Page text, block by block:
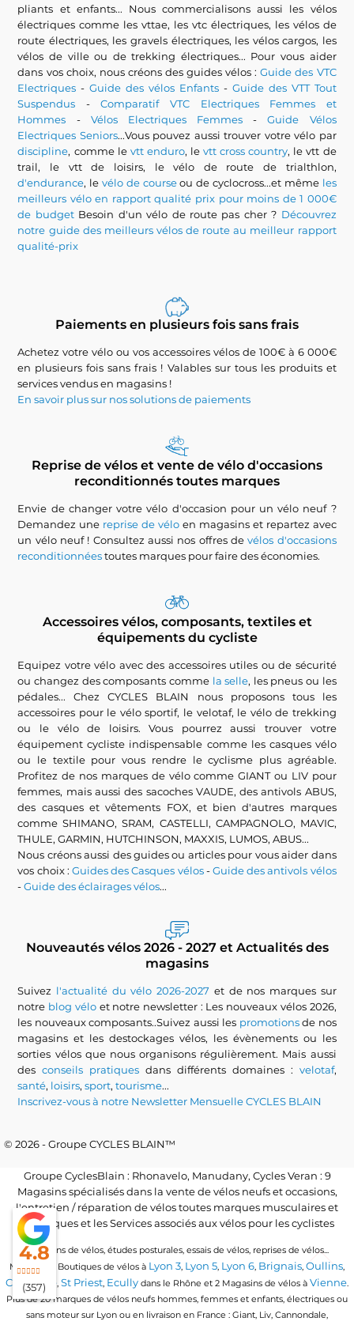
pliants et enfants... Nous commercialisons aussi les vélos
électriques comme les vttae, les vtc électriques, les vélos de
route électriques, les gravels électriques, les vélos cargos, les
vélos de ville ou de trekking électriques... Pour vous aider
dans vos choix, nous créons des guides vélos :Guide des VTC
Electriques -Guide des vélos Enfants - Guide des VTT Tout
Suspendus -Comparatif VTC Electriques Femmes et
Hommes - Vélos Electriques Femmes -Guide Vélos
Electriques Seniors...Vous pouvez aussi trouver votre vélo par
discipline, comme le vtt enduro, levtt cross country, le vtt de
trail, le vtt de loisirs, le vélo de route de trialthlon,
d'endurance, levélo de courseou de cyclocross...et même les
meilleurs vélo en rapport qualité prix pour moins de 1 000€
de budgetBesoin d'un vélo de route pas cher ? Découvrez
notre guide des meilleurs vélos de route au meilleur rapport
qualité-prix
Paiements en plusieurs fois sans frais
Achetez votre vélo ou vos accessoires vélos de 100€ à 6 000€
en plusieurs fois sans frais ! Valables sur tous les produits et
services vendus en magasins !
En savoir plus sur nos solutions de paiements
Reprise de vélos et vente de vélo d'occasions
reconditionnés toutes marques
Envie de changer votre vélo d'occasion pour un vélo neuf ?
Demandez une reprise de vélo en magasins et repartez avec
un vélo neuf ! Consultez aussi nos offres devélos d'occasions
reconditionnéestoutes marques pour faire des économies.
Accessoires vélos, composants, textiles et
équipements du cycliste
Equipez votre vélo avec des accessoires utiles ou de sécurité
ou changez des composants comme la selle, les pneus ou les
pédales... Chez CYCLES BLAIN nous proposons tous les
accessoires pour le vélo sportif, le velotaf, le vélo de trekking
ou le vélo de loisirs. Vous pourrez aussi trouver votre
équipement cycliste indispensable comme les casques vélo
ou le textile pour vous rendre le cyclisme plus agréable.
Profitez de nos marques de vélo comme GIANT ou LIV pour
femmes, mais aussi des sacoches VAUDE, des antivols ABUS,
des casques et vêtements FOX, et bien d'autres marques
comme SHIMANO, SRAM, CASTELLI, CAMPAGNOLO, MAVIC,
THULE, GARMIN, HUTCHINSON, MAXXIS, LUMOS, ABUS...
Nous créons aussi des guides ou articles pour vous aider dans
vos choix :Guides des Casques vélos-Guide des antivols vélos
-Guide des éclairages vélos...
Nouveautés vélos 2026 - 2027 et Actualités des
magasins
Suivez l'actualité du vélo 2026-2027 et de nos marques sur
notre blog véloet notre newsletter : Les nouveaux vélos 2026,
les nouveaux composants..Suivez aussi les promotionsde nos
magasins et les destockages vélos, les évènements ou les
sorties vélos que nous organisons régulièrement. Mais aussi
desconseils pratiques dans différents domaines : velotaf,
santé, loisirs,sport,tourisme...
Inscrivez-vous à notre Newsletter Mensuelle CYCLES BLAIN
© 2026 - Groupe CYCLES BLAIN™
Groupe CyclesBlain : Rhonavelo, Manudany, Cycles Veran : 9
Magasins spécialisés dans la vente de vélos neufs et occasions,
l'entretien / réparation de vélos toutes marques musculaires et
électriques et les Services associés aux vélos pour les cyclistes
Locations de vélos, études posturales, essais de vélos, reprises de vélos...
Magasins / Boutiques de vélos à Lyon 3, Lyon 5, Lyon 6, Brignais, Oullins,
Craponne, St Priest, Ecully dans le Rhône et 2 Magasins de vélos à Vienne.
Plus de 20 marques de vélos neufs hommes, femmes et enfants, électriques ou
sans moteur sur Lyon ou en livraison en France : Giant, Liv, Cannondale,
4.8
(357)